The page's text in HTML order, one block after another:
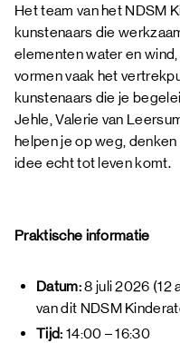
Het team van het NDSM
kunstenaars die
elementen water en
vormen vaak het
kunstenaars die je
Jehle, Valerie van
helpen je op weg,
idee echt tot leven komt.
Praktische informatie
Datum:8 juli 2026 (12
van dit NDSM
Tijd: 14:00 – 16:30